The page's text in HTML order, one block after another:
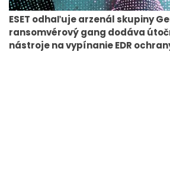
ESET odhaľuje arzenál skupiny
ransomvérový gang dodáva
nástroje na vypínanie EDR